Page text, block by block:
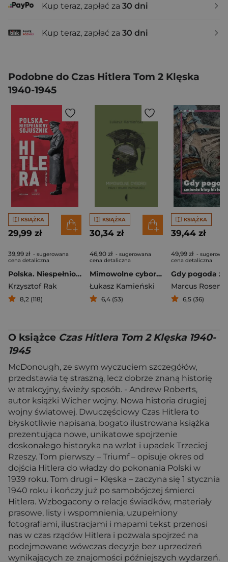
Kup teraz, zapłać za 30 dni
Kup teraz, zapłać za 30 dni
Podobne do Czas Hitlera Tom 2 Klęska
1940-1945
KSIĄŻKA
29,99 zł
39,99 zł - sugerowana
cena detaliczna
Polska. Niespełniony sojusznik Hitlera
Krzysztof Rak
8,2 (118)
KSIĄŻKA
30,34 zł
46,90 zł - sugerowana
cena detaliczna
Mimowolne cyborgi Mózg i wojna przyszłości
Łukasz Kamieński
6,4 (53)
KSIĄŻKA
39,44 zł
49,99 zł -
cena detaliczna
Marcus
6,5 (36)
O książce Czas Hitlera Tom 2 Klęska 1940-
1945
McDonough, ze swym wyczuciem szczegółów,
przedstawia tę straszną, lecz dobrze znaną historię
w atrakcyjny, świeży sposób. - Andrew Roberts,
autor książki Wicher wojny. Nowa historia drugiej
wojny światowej. Dwuczęściowy Czas Hitlera to
błyskotliwie napisana, bogato ilustrowana książka
prezentująca nowe, unikatowe spojrzenie
doskonałego historyka na wzlot i upadek Trzeciej
Rzeszy. Tom pierwszy – Triumf – opisuje okres od
dojścia Hitlera do władzy do pokonania Polski w
1939 roku. Tom drugi – Klęska – zaczyna się 1 stycznia
1940 roku i kończy już po samobójczej śmierci
Hitlera. Wzbogacony o relacje świadków, materiały
prasowe, listy i wspomnienia, uzupełniony
fotografiami, ilustracjami i mapami tekst przenosi
nas w czas rządów Hitlera i pozwala spojrzeć na
podejmowane wówczas decyzje bez uprzedzeń
wynikających ze znajomości późniejszych wydarzeń.